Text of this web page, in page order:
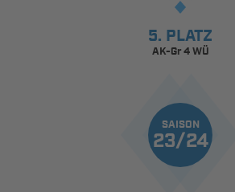
5. PLATZ
AK-Gr 4 WÜ
SAISON
23/24